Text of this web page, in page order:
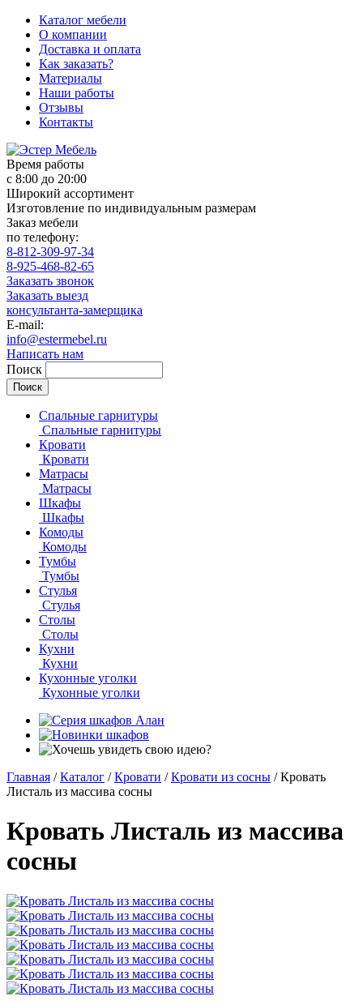
Каталог мебели
О компании
Доставка и оплата
Как заказать?
Материалы
Наши работы
Отзывы
Контакты
Время работы
с 8:00 до 20:00
Широкий ассортимент
Изготовление по индивидуальным размерам
Заказ мебели
по телефону:
8-812-309-97-34
8-925-468-82-65
Заказать звонок
Заказать выезд
консультанта-замерщика
E-mail:
info@estermebel.ru
Написать нам
Поиск
Спальные гарнитуры
Спальные гарнитуры
Кровати
Кровати
Матрасы
Матрасы
Шкафы
Шкафы
Комоды
Комоды
Тумбы
Тумбы
Стулья
Стулья
Столы
Столы
Кухни
Кухни
Кухонные уголки
Кухонные уголки
Главная / Каталог / Кровати / Кровати из сосны / Кровать
Листаль из массива сосны
Кровать Листаль из массива
сосны